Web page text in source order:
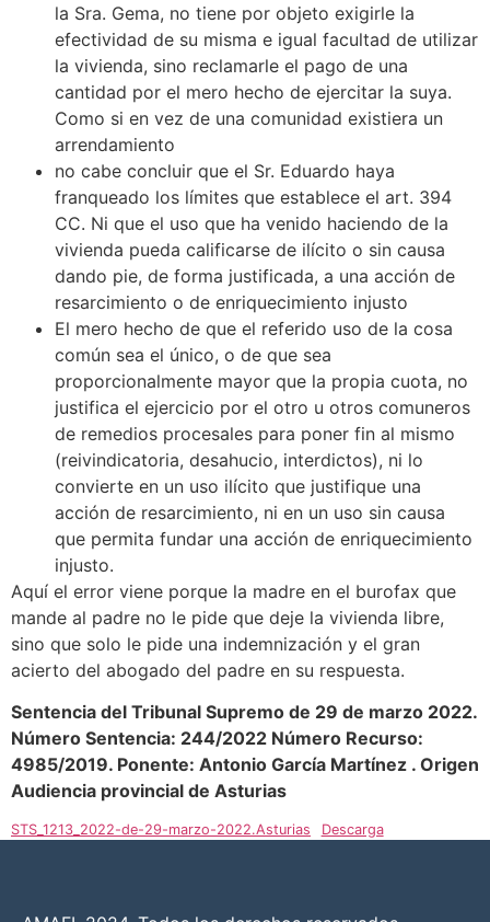
la Sra. Gema, no tiene por objeto exigirle la
efectividad de su misma e igual facultad de utilizar
la vivienda, sino reclamarle el pago de una
cantidad por el mero hecho de ejercitar la suya.
Como si en vez de una comunidad existiera un
arrendamiento
no cabe concluir que el Sr. Eduardo haya
franqueado los límites que establece el art. 394
CC. Ni que el uso que ha venido haciendo de la
vivienda pueda calificarse de ilícito o sin causa
dando pie, de forma justificada, a una acción de
resarcimiento o de enriquecimiento injusto
El mero hecho de que el referido uso de la cosa
común sea el único, o de que sea
proporcionalmente mayor que la propia cuota, no
justifica el ejercicio por el otro u otros comuneros
de remedios procesales para poner fin al mismo
(reivindicatoria, desahucio, interdictos), ni lo
convierte en un uso ilícito que justifique una
acción de resarcimiento, ni en un uso sin causa
que permita fundar una acción de enriquecimiento
injusto.
Aquí el error viene porque la madre en el burofax que
mande al padre no le pide que deje la vivienda libre,
sino que solo le pide una indemnización y el gran
acierto del abogado del padre en su respuesta.
Sentencia del Tribunal Supremo de 29 de marzo 2022.
Número Sentencia: 244/2022 Número Recurso:
4985/2019. Ponente: Antonio García Martínez . Origen
Audiencia provincial de Asturias
STS_1213_2022-de-29-marzo-2022.Asturias Descarga